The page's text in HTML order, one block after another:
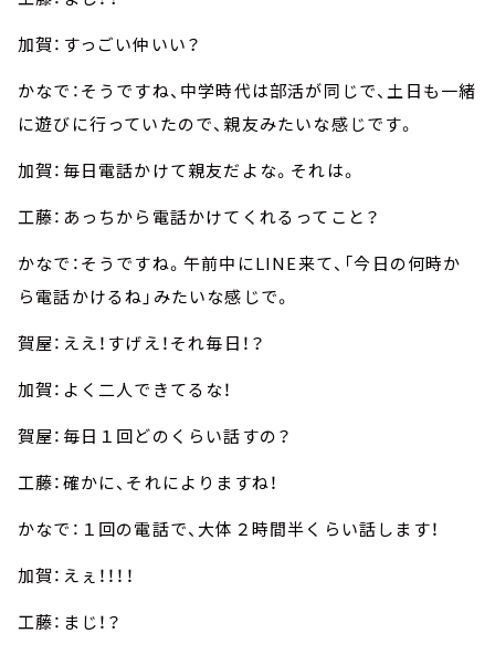
加賀：すっごい仲いい？
かなで：そうですね、中学時代は部活が同じで、土日も一緒
に遊びに行っていたので、親友みたいな感じです。
加賀：毎日電話かけて親友だよな。それは。
工藤：あっちから電話かけてくれるってこと？
かなで：そうですね。午前中にLINE来て、「今日の何時か
ら電話かけるね」みたいな感じで。
賀屋：ええ！すげえ！それ毎日！？
加賀：よく二人できてるな！
賀屋：毎日１回どのくらい話すの？
工藤：確かに、それによりますね！
かなで：１回の電話で、大体２時間半くらい話します！
加賀：えぇ！！！！
工藤：まじ！？